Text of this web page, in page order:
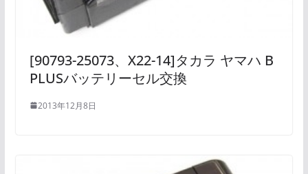
[90793-25073、X22-14]タカラ ヤマハ B
PLUSバッテリーセル交換
2013年12月8日